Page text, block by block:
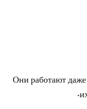
Они работают даже